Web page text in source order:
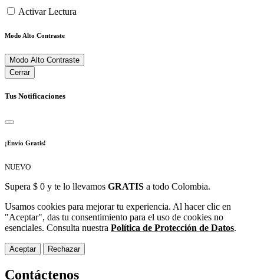
Activar Lectura
Modo Alto Contraste
Modo Alto Contraste
Cerrar
Tus Notificaciones
¡Envío Gratis!
NUEVO
Supera $ 0 y te lo llevamos GRATIS a todo Colombia.
Usamos cookies para mejorar tu experiencia. Al hacer clic en
"Aceptar", das tu consentimiento para el uso de cookies no
esenciales. Consulta nuestra Política de Protección de Datos.
Aceptar Rechazar
Contáctenos